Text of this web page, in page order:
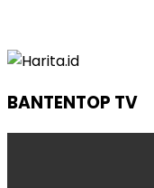
BANTENTOP TV